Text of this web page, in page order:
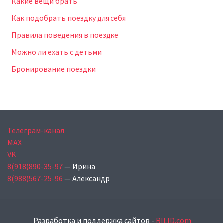
Как подобрать поездку для себя
Правила поведения в поездке
Можно ли ехать с детьми
Бронирование поездки
Телеграм-канал
MAX
VK
8(918)890-35-97— Ирина
8(988)567-25-96 — Александр
Разработка и поддержка сайтов - RILID.com